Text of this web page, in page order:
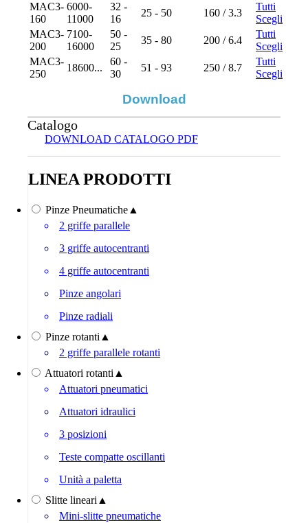
MAC3-
160
6000-
11000
32 -
16
25 - 50 160 / 3.3
Tutti
Scegli
MAC3-
200
7100-
16000
50 -
25
35 - 80 200 / 6.4
Tutti
Scegli
MAC3-
250
18600...
60 -
30
51 - 93 250 / 8.7
Tutti
Scegli
Download
Catalogo
DOWNLOAD CATALOGO PDF
LINEA PRODOTTI
Pinze Pneumatiche ▲
2 griffe parallele
3 griffe autocentranti
4 griffe autocentranti
Pinze angolari
Pinze radiali
Pinze rotanti ▲
2 griffe parallele rotanti
Attuatori rotanti ▲
Attuatori pneumatici
Attuatori idraulici
3 posizioni
Teste compatte oscillanti
Unità a paletta
Slitte lineari ▲
Mini-slitte pneumatiche